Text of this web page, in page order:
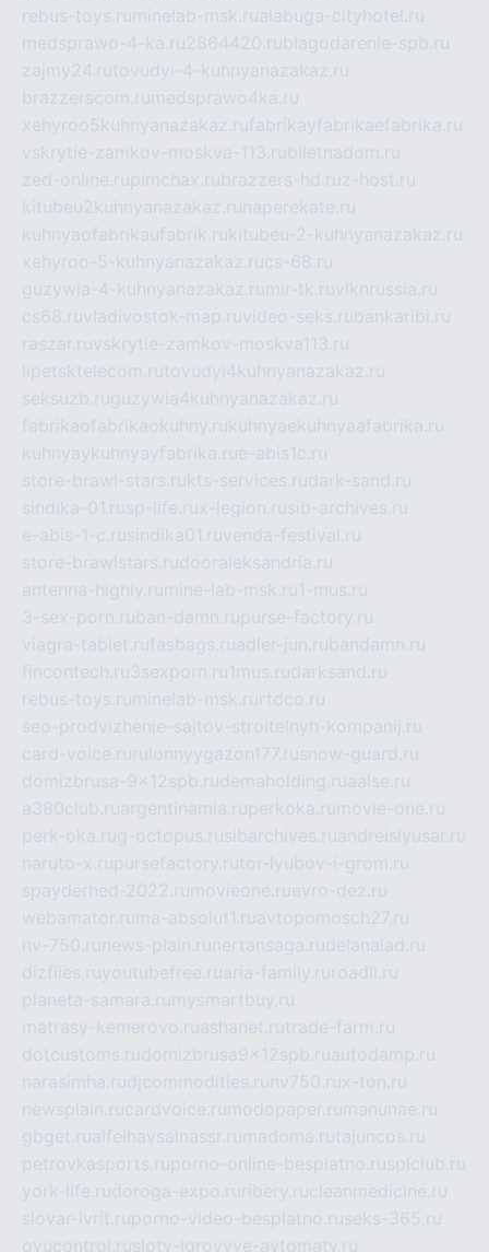
rebus-toys.ru minelab-msk.rualabuga-cityhotel.ru
medsprawo-4-ka.ru2864420.rublagodarenie-spb.ru
zajmy24.rutovudyi-4-kuhnyanazakaz.ru
brazzerscom.ru medsprawo4ka.ru
xehyroo5kuhnyanazakaz.rufabrikayfabrikaefabrika.ru
vskrytie-zamkov-moskva-113.rubiletnadom.ru
zed-online.rupimchax.rubrazzers-hd.ruz-host.ru
kitubeu2kuhnyanazakaz.ru naperekate.ru
kuhnyaofabrikaufabrik.rukitubeu-2-kuhnyanazakaz.ru
xehyroo-5-kuhnyanazakaz.rucs-68.ru
guzywia-4-kuhnyanazakaz.ru mir-tk.ruvlknrussia.ru
cs68.ruvladivostok-map.ruvideo-seks.rubankaribi.ru
raszar.ruvskrytie-zamkov-moskva113.ru
lipetsktelecom.rutovudyi4kuhnyanazakaz.ru
seksuzb.ruguzywia4kuhnyanazakaz.ru
fabrikaofabrikaokuhny.rukuhnyaekuhnyaafabrika.ru
kuhnyaykuhnyayfabrika.rue-abis1c.ru
store-brawl-stars.rukts-services.rudark-sand.ru
sindika-01.rusp-life.rux-legion.rusib-archives.ru
e-abis-1-c.rusindika01.ruvenda-festival.ru
store-brawlstars.rudooraleksandria.ru
antenna-highly.ru mine-lab-msk.ru1-mus.ru
3-sex-porn.ruban-damn.rupurse-factory.ru
viagra-tablet.rufasbags.ruadler-jun.rubandamn.ru
fincontech.ru3sexporn.ru1mus.rudarksand.ru
rebus-toys.ru minelab-msk.ru rtdco.ru
seo-prodvizhenie-sajtov-stroitelnyh-kompanij.ru
card-voice.ru rulonnyygazon177.rusnow-guard.ru
domizbrusa-9x12spb.rudemaholding.ruaalse.ru
a380club.ruargentinamia.ruperkoka.ru movie-one.ru
perk-oka.rug-octopus.rusibarchives.ruandreislyusar.ru
naruto-x.rupursefactory.rutor-lyubov-i-grom.ru
spayderhed-2022.ru movieone.ruevro-dez.ru
webamator.ru ma-absolut1.ruavtopomosch27.ru
nv-750.ru news-plain.ru nertansaga.rudelanalad.ru
dizfiles.ruyoutubefree.ruaria-family.ru roadli.ru
planeta-samara.ru mysmartbuy.ru
matrasy-kemerovo.ruashanet.rutrade-farm.ru
dotcustoms.rudomizbrusa9x12spb.ruautodamp.ru
narasimha.rudjcommodities.ru nv750.rux-ton.ru
newsplain.rucardvoice.ru modopaper.ru manunae.ru
gbget.rualfeihavsalnassr.ru madoma.rutajuncos.ru
petrovkasports.ruporno-online-besplatno.rusplclub.ru
york-life.rudoroga-expo.ru ribery.rucleanmedicine.ru
slovar-ivrit.ruporno-video-besplatno.ruseks-365.ru
ovucontrol.rusloty-igrovyye-avtomaty.ru